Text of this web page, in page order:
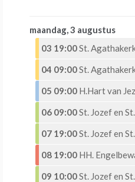
maandag, 3 augustus
03 19:00St. Agathakerk –
04 09:00St. Agathakerk –
05 09:00 H.Hart van
06 09:00St. Jozef en
07 19:00St. Jozef en St.
08 19:00 HH.
09 10:00St. Jozef en St.